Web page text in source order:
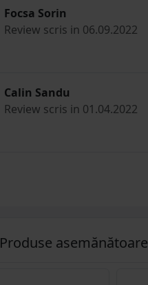
Focsa Sorin
Review scris in 06.09.2022
Calin Sandu
Review scris in 01.04.2022
Produse asemănătoare